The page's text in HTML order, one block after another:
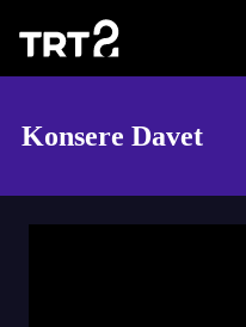
Konsere Davet